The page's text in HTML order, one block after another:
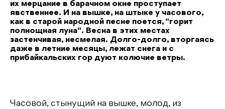
их мерцание в барачном окне проступает
явственнее. И на вышке, на штыке у часового,
как в старой народной песне поется, "горит
полнощная луна". Весна в этих местах
застенчивая, несмелая. Долго-долго, вторгаясь
даже в летние месяцы, лежат снега и с
прибайкальских гор дуют колючие ветры.
Часовой, стынущий на вышке, молод, из